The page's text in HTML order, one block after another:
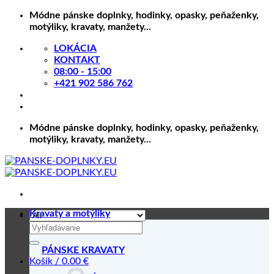
Skip
Módne pánske doplnky, hodinky, opasky, peňaženky,
motýliky, kravaty, manžety...
LOKÁCIA
KONTAKT
08:00 - 15:00
+421 902 586 762
Módne pánske doplnky, hodinky, opasky, peňaženky,
motýliky, kravaty, manžety...
Hľadať:
Košík / 0.00 €
Kravaty a motýliky
PÁNSKE KRAVATY